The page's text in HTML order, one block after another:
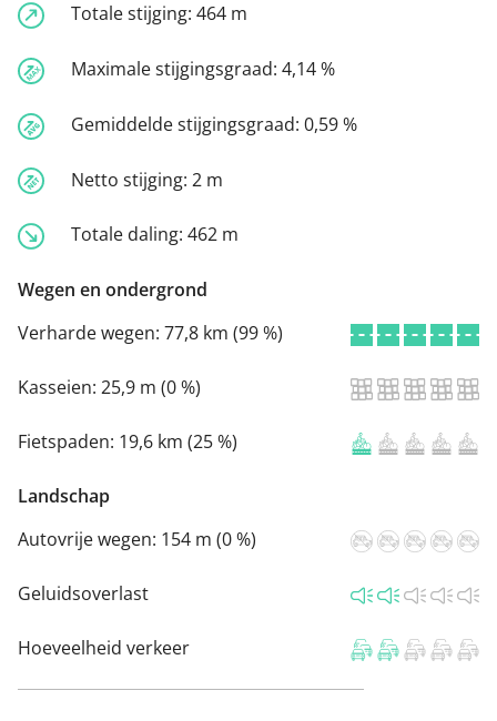
Totale stijging: 464 m
Maximale stijgingsgraad: 4,14 %
Gemiddelde stijgingsgraad: 0,59 %
Netto stijging: 2 m
Totale daling: 462 m
Wegen en ondergrond
Verharde wegen: 77,8 km (99 %)
Kasseien: 25,9 m (0 %)
Fietspaden: 19,6 km (25 %)
Landschap
Autovrije wegen: 154 m (0 %)
Geluidsoverlast
Hoeveelheid verkeer